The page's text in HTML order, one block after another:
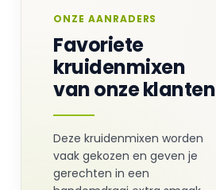
ONZE AANRADERS
Favoriete
kruidenmixen
van onze klanten
Deze kruidenmixen worden
vaak gekozen en geven je
gerechten in een